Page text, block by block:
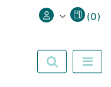
Zarejestruj się
(0)